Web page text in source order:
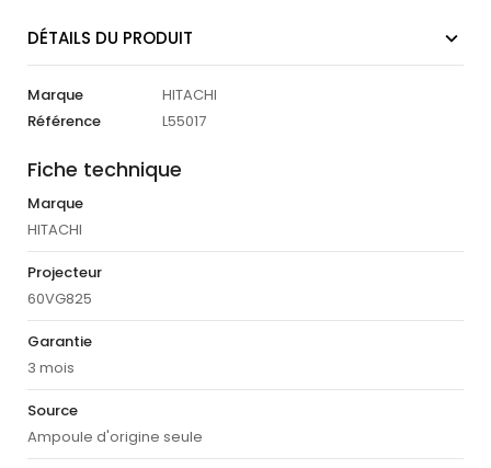
DÉTAILS DU PRODUIT
Marque
HITACHI
Référence
L55017
Fiche technique
Marque
HITACHI
Projecteur
60VG825
Garantie
3 mois
Source
Ampoule d'origine seule